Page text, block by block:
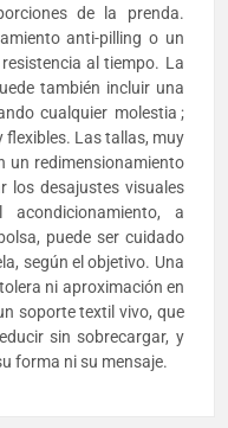
de la prenda.
anti-pilling o un
al tiempo. La
también incluir una
cualquier molestia ;
flexibles. Las tallas, muy
un redimensionamiento
los desajustes visuales
a
puede ser cuidado
según el objetivo. Una
ni aproximación en
soporte textil vivo, que
sin sobrecargar, y
forma ni su mensaje.